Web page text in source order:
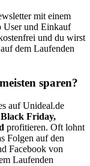
mit einem
User und Einkauf
und du wirst
dem Laufenden
sparen?
auf Unideal.de
Black Friday,
profitieren. Oft lohnt
Folgen auf den
Facebook von
Laufenden